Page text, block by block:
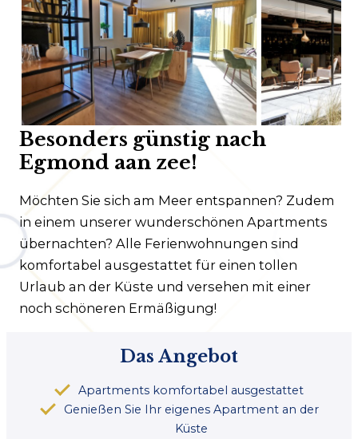
Kundenservice
Häufig gestellte Fragen
Kontakt
Route
Besonders günstig nach
Egmond aan zee!
Möchten Sie sich am Meer entspannen? Zudem
in einem unserer wunderschönen Apartments
übernachten? Alle Ferienwohnungen sind
komfortabel ausgestattet für einen tollen
Urlaub an der Küste und versehen mit einer
noch schöneren Ermäßigung!
Das Angebot
Apartments komfortabel ausgestattet
Genießen Sie Ihr eigenes Apartment an der
Küste